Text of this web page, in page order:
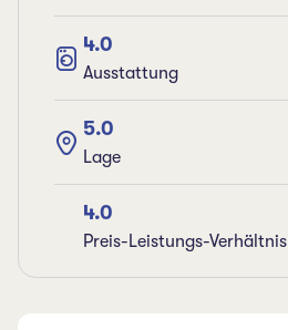
4.0
Ausstattung
5.0
Lage
4.0
Preis-Leistungs-Verhältnis